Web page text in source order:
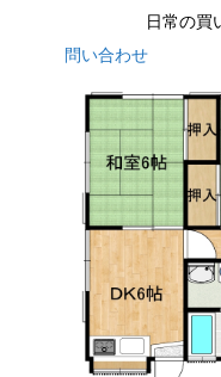
日常の買い出し
問い合わせ